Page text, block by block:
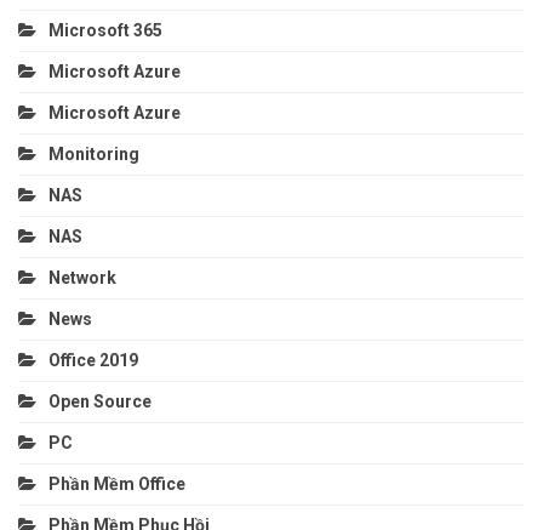
Microsoft 365
Microsoft Azure
Microsoft Azure
Monitoring
NAS
NAS
Network
News
Office 2019
Open Source
PC
Phần Mềm Office
Phần Mềm Phục Hồi